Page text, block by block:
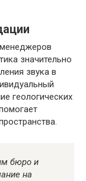
значительно
звука в
геологических
бюро и
на